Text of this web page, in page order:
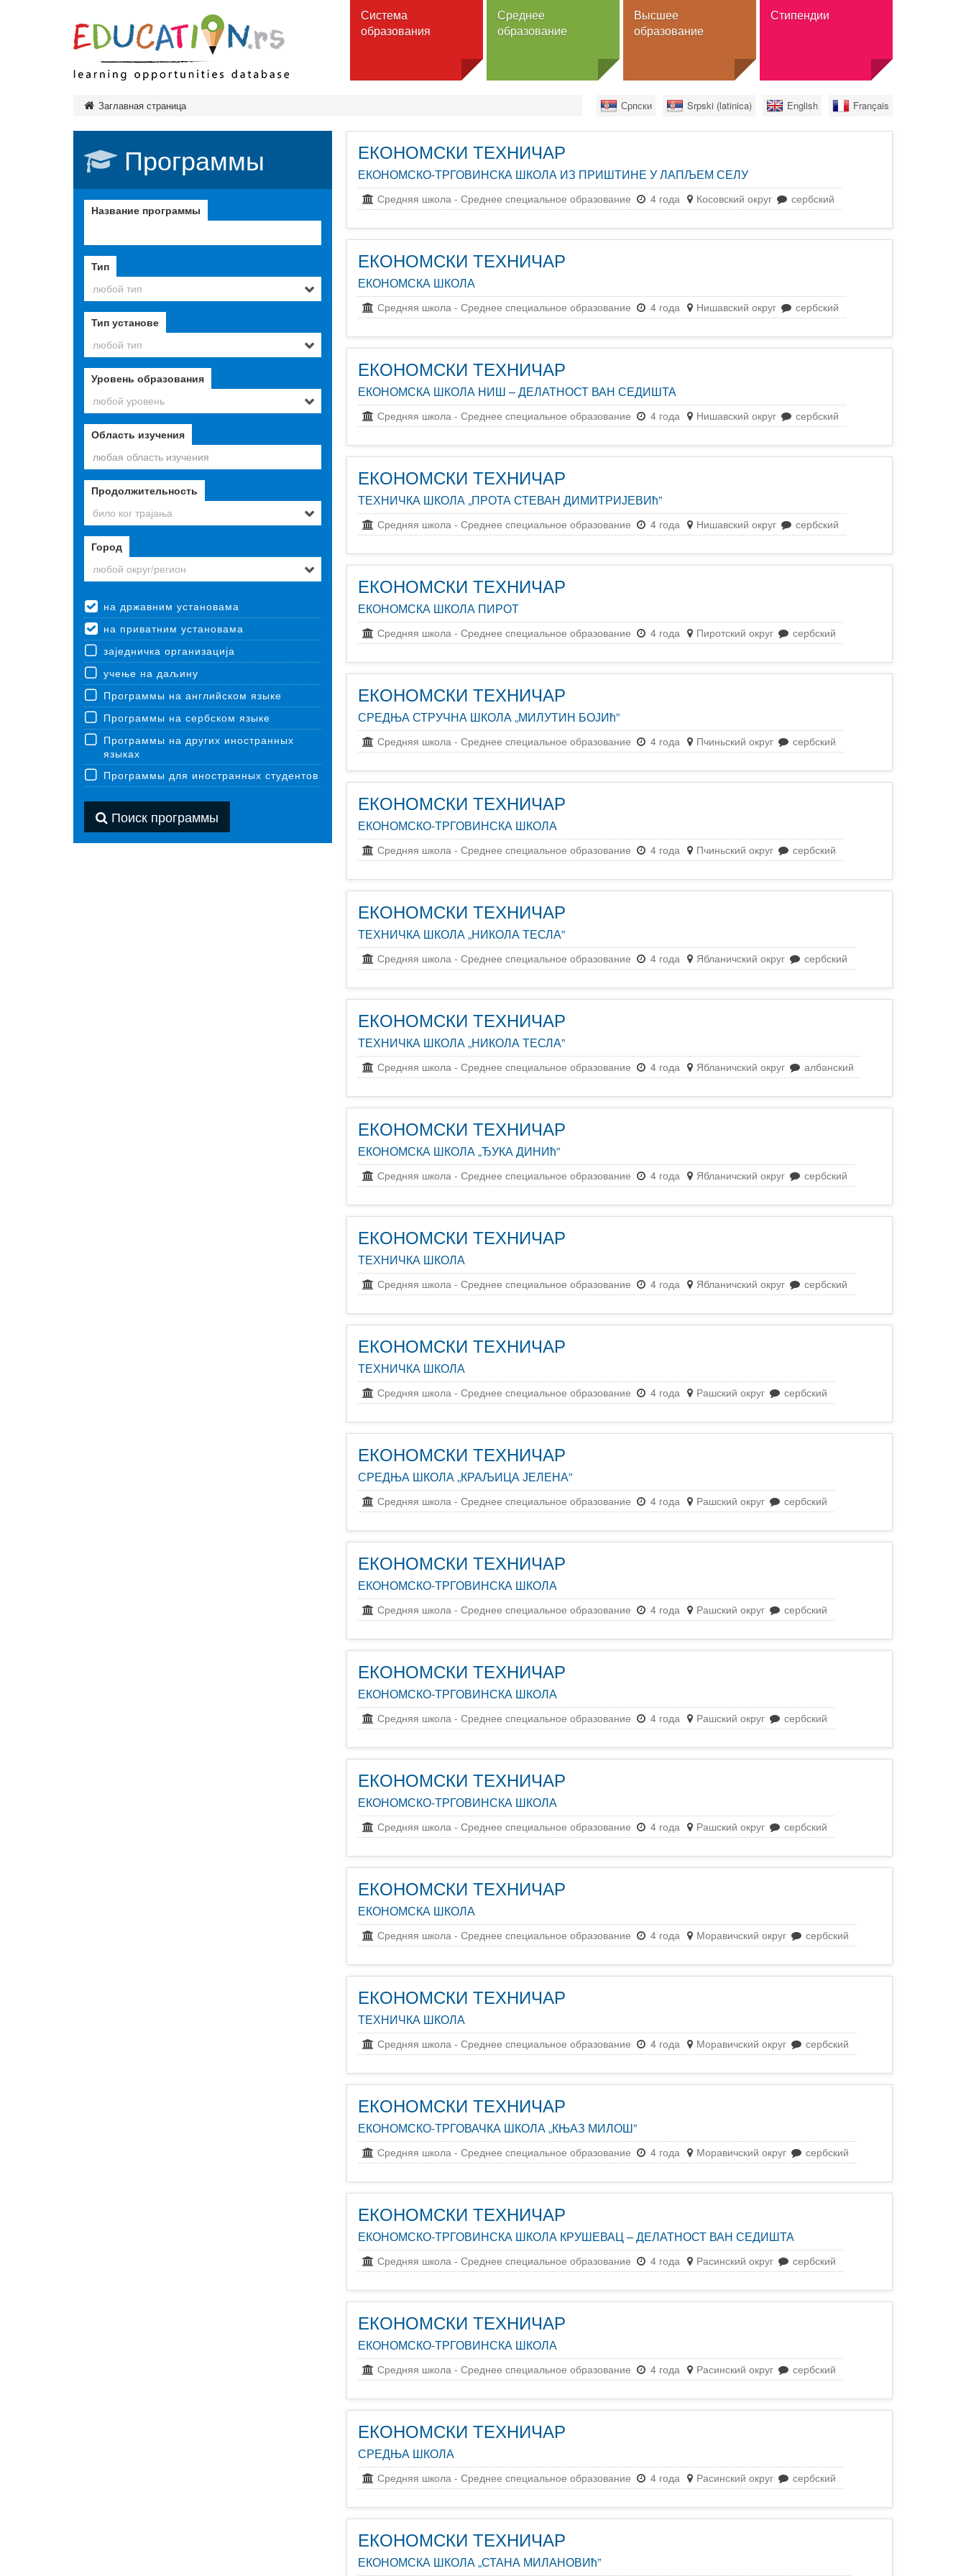
Система
образования
Высшее образование
Типы высшего образования
заведений
Образование для взрослых
Среднее
образование
Специальнaя школа
Общежитие
Высшее
образование
Факультеты
Академии
профессионального
образования
образование
Специальное высшее
Общежитие
Стипендии
Стипендии
Полное высшее образование
Српски Srpski (latinica) English Français
Заглавная страница
Программы
Название программы
Тип
любой тип
Тип установе
любой тип
Уровень образования
любой уровень
Область изучения
Продолжительность
било ког трајања
Город
любой округ/регион
на државним установама
на приватним установама
заједничка организација
учење на даљину
Программы на английском языке
Программы на сербском языке
Программы на других иностранных
языках
Программы для иностранных студентов
Поиск программы
ЕКОНОМСКИ ТЕХНИЧАР
ЕКОНОМСКО-ТРГОВИНСКА ШКОЛА ИЗ ПРИШТИНЕ У ЛАПЉЕМ СЕЛУ
Средняя школа - Среднее специальное образование 4 года Косовский округ сербский
ЕКОНОМСКИ ТЕХНИЧАР
ЕКОНОМСКА ШКОЛА
Средняя школа - Среднее специальное образование 4 года Нишавский округ сербский
ЕКОНОМСКИ ТЕХНИЧАР
ЕКОНОМСКА ШКОЛА НИШ – ДЕЛАТНОСТ ВАН СЕДИШТА
Средняя школа - Среднее специальное образование 4 года Нишавский округ сербский
ЕКОНОМСКИ ТЕХНИЧАР
ТЕХНИЧКА ШКОЛА „ПРОТА СТЕВАН ДИМИТРИЈЕВИћ”
Средняя школа - Среднее специальное образование 4 года Нишавский округ сербский
ЕКОНОМСКИ ТЕХНИЧАР
ЕКОНОМСКА ШКОЛА ПИРОТ
Средняя школа - Среднее специальное образование 4 года Пиротский округ сербский
ЕКОНОМСКИ ТЕХНИЧАР
СРЕДЊА СТРУЧНА ШКОЛА „МИЛУТИН БОЈИћ”
Средняя школа - Среднее специальное образование 4 года Пчиньский округ сербский
ЕКОНОМСКИ ТЕХНИЧАР
ЕКОНОМСКО-ТРГОВИНСКА ШКОЛА
Средняя школа - Среднее специальное образование 4 года Пчиньский округ сербский
ЕКОНОМСКИ ТЕХНИЧАР
ТЕХНИЧКА ШКОЛА „НИКОЛА ТЕСЛА”
Средняя школа - Среднее специальное образование 4 года Ябланичский округ сербский
ЕКОНОМСКИ ТЕХНИЧАР
ТЕХНИЧКА ШКОЛА „НИКОЛА ТЕСЛА”
Средняя школа - Среднее специальное образование 4 года Ябланичский округ албанский
ЕКОНОМСКИ ТЕХНИЧАР
ЕКОНОМСКА ШКОЛА „ЂУКА ДИНИћ”
Средняя школа - Среднее специальное образование 4 года Ябланичский округ сербский
ЕКОНОМСКИ ТЕХНИЧАР
ТЕХНИЧКА ШКОЛА
Средняя школа - Среднее специальное образование 4 года Ябланичский округ сербский
ЕКОНОМСКИ ТЕХНИЧАР
ТЕХНИЧКА ШКОЛА
Средняя школа - Среднее специальное образование 4 года Рашский округ сербский
ЕКОНОМСКИ ТЕХНИЧАР
СРЕДЊА ШКОЛА „КРАЉИЦА ЈЕЛЕНА”
Средняя школа - Среднее специальное образование 4 года Рашский округ сербский
ЕКОНОМСКИ ТЕХНИЧАР
ЕКОНОМСКО-ТРГОВИНСКА ШКОЛА
Средняя школа - Среднее специальное образование 4 года Рашский округ сербский
ЕКОНОМСКИ ТЕХНИЧАР
ЕКОНОМСКО-ТРГОВИНСКА ШКОЛА
Средняя школа - Среднее специальное образование 4 года Рашский округ сербский
ЕКОНОМСКИ ТЕХНИЧАР
ЕКОНОМСКО-ТРГОВИНСКА ШКОЛА
Средняя школа - Среднее специальное образование 4 года Рашский округ сербский
ЕКОНОМСКИ ТЕХНИЧАР
ЕКОНОМСКА ШКОЛА
Средняя школа - Среднее специальное образование 4 года Моравичский округ сербский
ЕКОНОМСКИ ТЕХНИЧАР
ТЕХНИЧКА ШКОЛА
Средняя школа - Среднее специальное образование 4 года Моравичский округ сербский
ЕКОНОМСКИ ТЕХНИЧАР
ЕКОНОМСКО-ТРГОВАЧКА ШКОЛА „КЊАЗ МИЛОШ”
Средняя школа - Среднее специальное образование 4 года Моравичский округ сербский
ЕКОНОМСКИ ТЕХНИЧАР
ЕКОНОМСКО-ТРГОВИНСКА ШКОЛА КРУШЕВАЦ – ДЕЛАТНОСТ ВАН СЕДИШТА
Средняя школа - Среднее специальное образование 4 года Расинский округ сербский
ЕКОНОМСКИ ТЕХНИЧАР
ЕКОНОМСКО-ТРГОВИНСКА ШКОЛА
Средняя школа - Среднее специальное образование 4 года Расинский округ сербский
ЕКОНОМСКИ ТЕХНИЧАР
СРЕДЊА ШКОЛА
Средняя школа - Среднее специальное образование 4 года Расинский округ сербский
ЕКОНОМСКИ ТЕХНИЧАР
ЕКОНОМСКА ШКОЛА „СТАНА МИЛАНОВИћ”